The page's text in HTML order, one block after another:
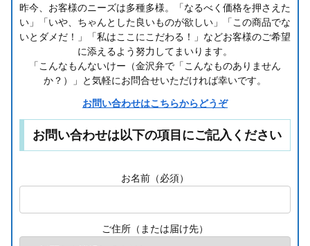
昨今、お客様のニーズは多種多様。「なるべく価格を押さえた
い」「いや、ちゃんとした良いものが欲しい」「この商品でな
いとダメだ！」「私はここにこだわる！」などお客様のご希望
に添えるよう努力してまいります。
「こんなもんないけー（金沢弁で「こんなものありません
か？）」と気軽にお問合せいただければ幸いです。
お問い合わせはこちらからどうぞ
お問い合わせは以下の項目にご記入ください
お名前（必須）
ご住所（または届け先）